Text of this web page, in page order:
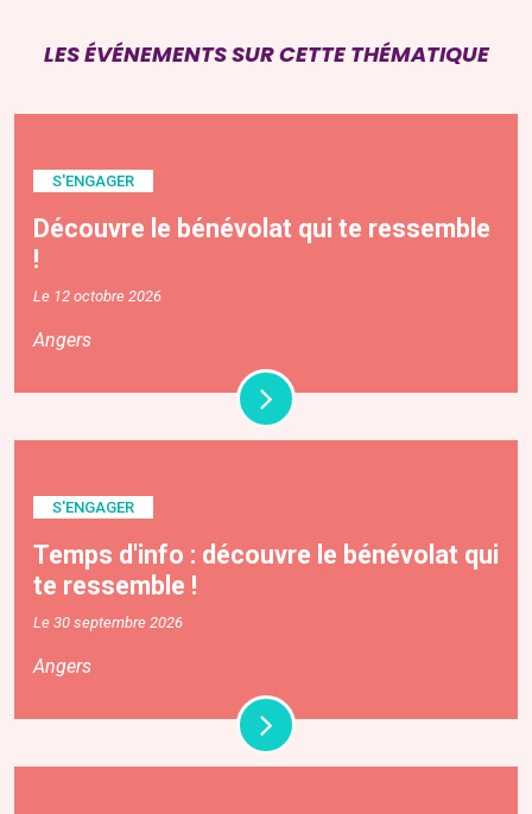
LES ÉVÉNEMENTS SUR CETTE THÉMATIQUE
S'ENGAGER
Découvre le bénévolat qui te ressemble
!
Le 12 octobre 2026
Angers
S'ENGAGER
Temps d'info : découvre le bénévolat qui
te ressemble !
Le 30 septembre 2026
Angers